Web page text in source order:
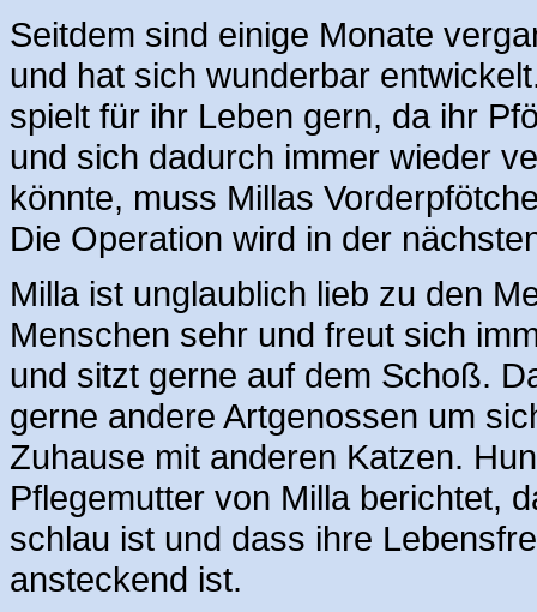
Seitdem sind einige Monate
und hat sich wunderbar
spielt für ihr Leben gern, da ihr
und sich dadurch immer wieder
könnte, muss Millas
Die Operation wird in der
Milla ist unglaublich lieb zu den
Menschen sehr und freut sich
und sitzt gerne auf dem Schoß.
gerne andere Artgenossen um
Zuhause mit anderen Katzen.
Pflegemutter von Milla berichtet,
schlau ist und dass ihre
ansteckend ist.